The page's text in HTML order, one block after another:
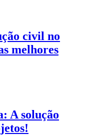
civil no
melhores
A solução